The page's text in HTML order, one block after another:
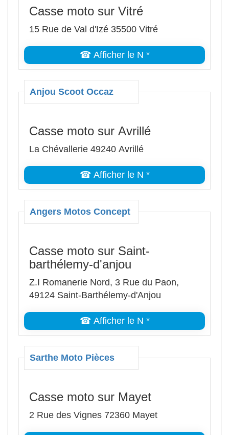
Casse moto sur Vitré
15 Rue de Val d'Izé 35500 Vitré
☎ Afficher le N *
Anjou Scoot Occaz
Casse moto sur Avrillé
La Chévallerie 49240 Avrillé
☎ Afficher le N *
Angers Motos Concept
Casse moto sur Saint-
barthélemy-d'anjou
Z.I Romanerie Nord, 3 Rue du Paon,
49124 Saint-Barthélemy-d'Anjou
☎ Afficher le N *
Sarthe Moto Pièces
Casse moto sur Mayet
2 Rue des Vignes 72360 Mayet